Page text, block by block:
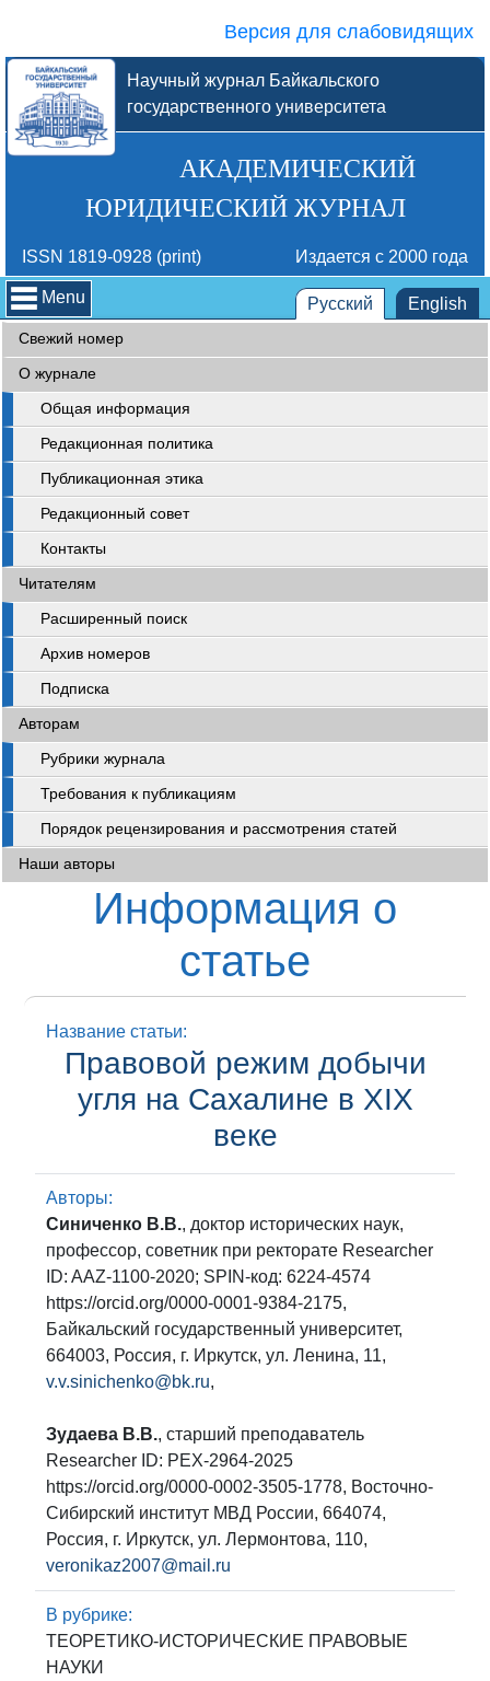
Версия для слабовидящих
Научный журнал Байкальского
государственного университета
АКАДЕМИЧЕСКИЙ
ЮРИДИЧЕСКИЙ ЖУРНАЛ
ISSN 1819-0928 (print) Издается с 2000 года
Menu Русский English
Свежий номер
О журнале
Общая информация
Редакционная политика
Публикационная этика
Редакционный совет
Контакты
Читателям
Расширенный поиск
Архив номеров
Подписка
Авторам
Рубрики журнала
Требования к публикациям
Порядок рецензирования и рассмотрения статей
Наши авторы
Информация о
статье
Название статьи:
Правовой режим добычи
угля на Сахалине в ХIХ
веке
Авторы:
Синиченко В.В., доктор исторических наук,
профессор, советник при ректорате Researcher
ID: AAZ-1100-2020; SPIN-код: 6224-4574
https://orcid.org/0000-0001-9384-2175,
Байкальский государственный университет,
664003, Россия, г. Иркутск, ул. Ленина, 11,
v.v.sinichenko@bk.ru,
Зудаева В.В., старший преподаватель
Researcher ID: PEX-2964-2025
https://orcid.org/0000-0002-3505-1778, Восточно-
Сибирский институт МВД России, 664074,
Россия, г. Иркутск, ул. Лермонтова, 110,
veronikaz2007@mail.ru
В рубрике:
ТЕОРЕТИКО-ИСТОРИЧЕСКИЕ ПРАВОВЫЕ
НАУКИ